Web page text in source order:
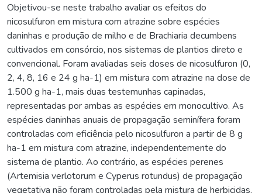
Objetivou-se neste trabalho avaliar os efeitos do
nicosulfuron em mistura com atrazine sobre espécies
daninhas e produção de milho e de Brachiaria decumbens
cultivados em consórcio, nos sistemas de plantios direto e
convencional. Foram avaliadas seis doses de nicosulfuron (0,
2, 4, 8, 16 e 24 g ha-1) em mistura com atrazine na dose de
1.500 g ha-1, mais duas testemunhas capinadas,
representadas por ambas as espécies em monocultivo. As
espécies daninhas anuais de propagação seminífera foram
controladas com eficiência pelo nicosulfuron a partir de 8 g
ha-1 em mistura com atrazine, independentemente do
sistema de plantio. Ao contrário, as espécies perenes
(Artemisia verlotorum e Cyperus rotundus) de propagação
vegetativa não foram controladas pela mistura de herbicidas,